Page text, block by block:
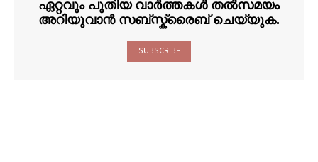
ഏറ്റവും പുതിയ വാർത്തകൾ തൽസമയം
അറിയുവാൻ സബ്സ്ക്രൈബ് ചെയ്യുക.
SUBSCRIBE